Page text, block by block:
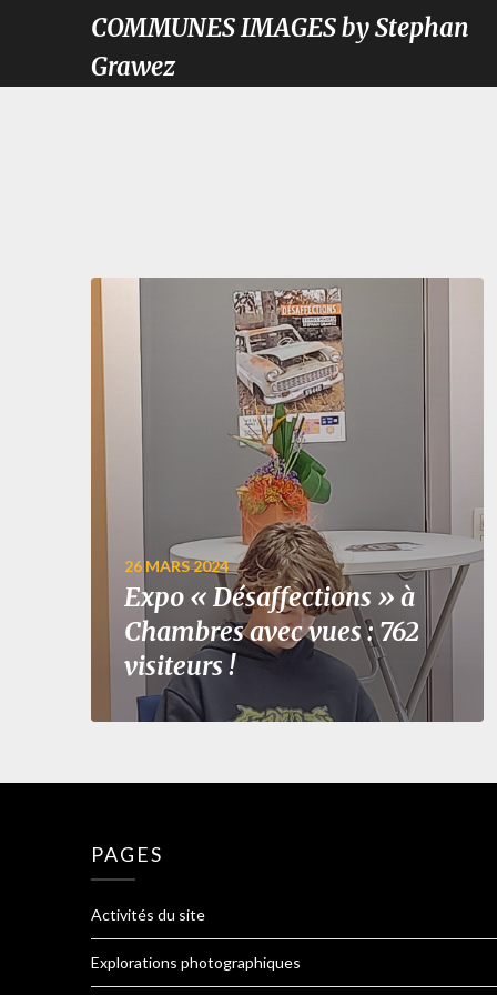
COMMUNES IMAGES by Stephan
Grawez
26 MARS 2024
Expo « Désaffections » à
Chambres avec vues : 762
visiteurs !
PAGES
Activités du site
Explorations photographiques